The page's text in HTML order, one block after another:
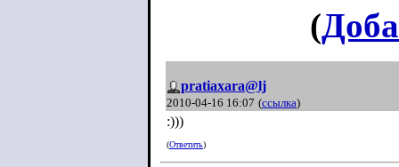
(
pratiaxara@lj
2010-04-16 16:07 (ссылка)
:)))
(Ответить)